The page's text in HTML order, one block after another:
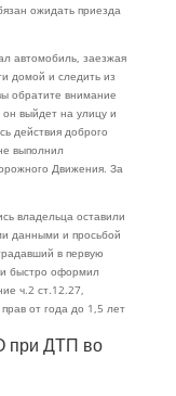
ожидать приезда
автомобиль, заезжая
домой и следить из
обратите внимание
выйдет на улицу и
действия доброго
выполнил
Движения. За
владельца оставили
данными и просьбой
в первую
быстро оформил
ч.2 ст.12.27,
от года до 1,5 лет
при ДТП во